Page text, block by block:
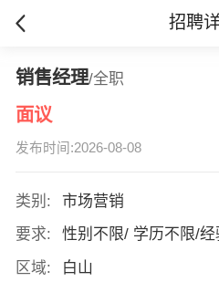
招聘
销售经理/全职
面议
发布时间:2026-08-08
类别:
市场营销
要求:
性别不限/ 学历不限/
区域:
白山